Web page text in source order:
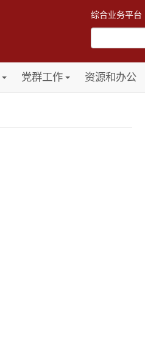
综合业务平台
党群工作 资源和办公